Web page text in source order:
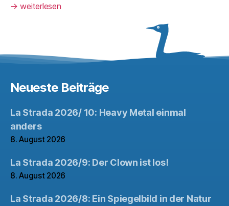
→ weiterlesen
Neueste Beiträge
La Strada 2026/ 10: Heavy Metal einmal
anders
8. August 2026
La Strada 2026/9: Der Clown ist los!
8. August 2026
La Strada 2026/8: Ein Spiegelbild in der Natur